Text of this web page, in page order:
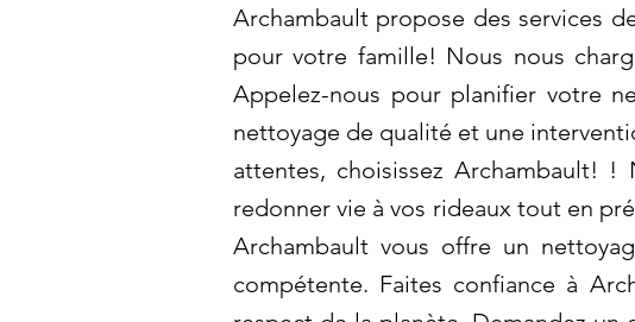
Archambault propose des services
pour votre famille! Nous nous
Appelez-nous pour planifier votre
nettoyage de qualité et une
attentes, choisissez Archambault!
redonner vie à vos rideaux tout en
Archambault vous offre un
compétente. Faites confiance à